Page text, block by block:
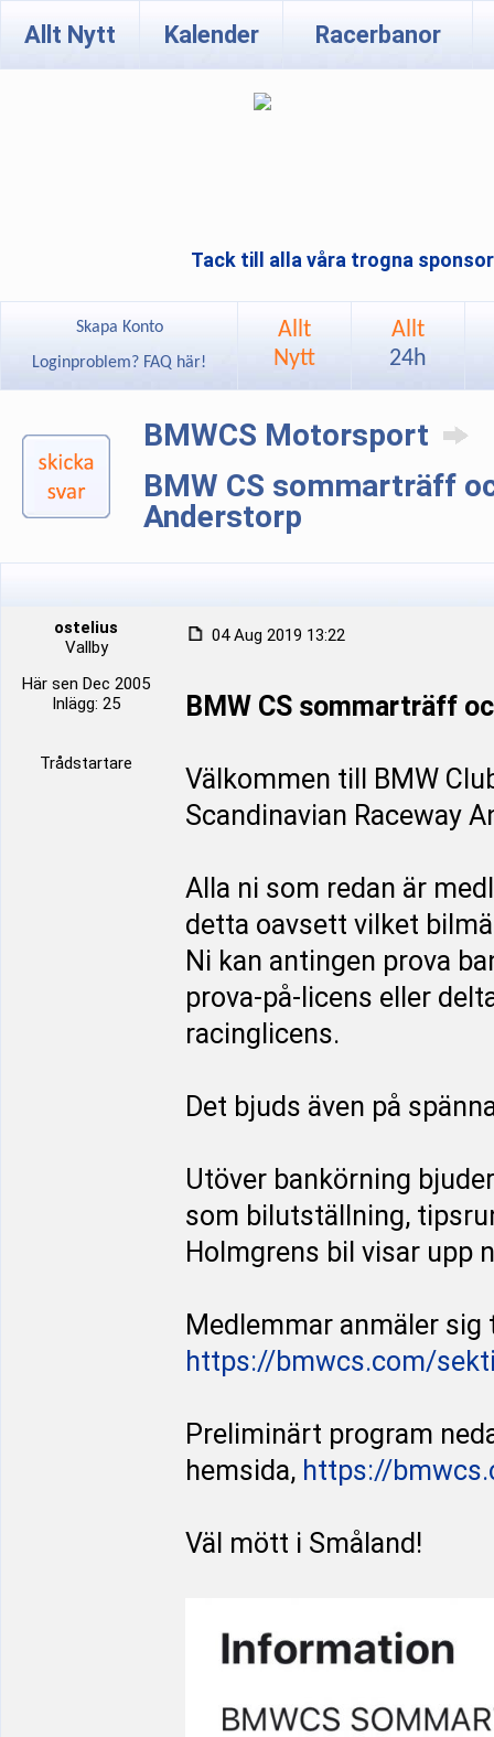
Allt Nytt Kalender Racerbanor
Tack till alla våra trogna
Skapa Konto
Loginproblem? FAQ här!
Allt
Nytt
Allt
24h
BMWCS Motorsport
BMW CS sommarträff
Anderstorp
ostelius
Vallby
Här sen Dec 2005
Inlägg: 25
Trådstartare
04 Aug 2019 13:22
BMW CS sommarträff
Välkommen till BMW
Scandinavian Raceway
Alla ni som redan är
detta oavsett vilket
Ni kan antingen prova
prova-på-licens eller
racinglicens.
Det bjuds även på
Utöver bankörning
som bilutställning,
Holmgrens bil visar upp
Medlemmar anmäler
https://bmwcs.com/
Preliminärt program
hemsida, https://
Väl mött i Småland!